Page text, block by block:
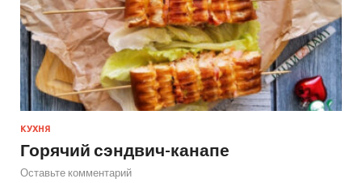
КУХНЯ
Горячий сэндвич-канапе
Оставьте комментарий